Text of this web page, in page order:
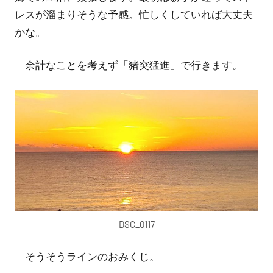
レスが溜まりそうな予感。忙しくしていれば大丈夫
かな。
余計なことを考えず「猪突猛進」で行きます。
DSC_0117
そうそうラインのおみくじ。